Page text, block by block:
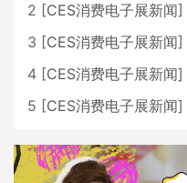
2 [CES消费电子展新闻]
3 [CES消费电子展新闻]
4 [CES消费电子展新闻]
5 [CES消费电子展新闻]